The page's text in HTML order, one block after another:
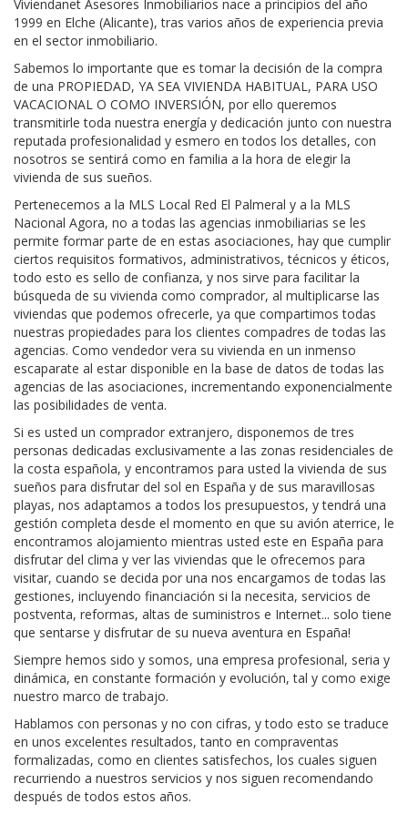
Viviendanet Asesores Inmobiliarios nace a principios del año
1999 en Elche (Alicante), tras varios años de experiencia previa
en el sector inmobiliario.
Sabemos lo importante que es tomar la decisión de la compra
de una PROPIEDAD, YA SEA VIVIENDA HABITUAL, PARA USO
VACACIONAL O COMO INVERSIÓN, por ello queremos
transmitirle toda nuestra energía y dedicación junto con nuestra
reputada profesionalidad y esmero en todos los detalles, con
nosotros se sentirá como en familia a la hora de elegir la
vivienda de sus sueños.
Pertenecemos a la MLS Local Red El Palmeral y a la MLS
Nacional Agora, no a todas las agencias inmobiliarias se les
permite formar parte de en estas asociaciones, hay que cumplir
ciertos requisitos formativos, administrativos, técnicos y éticos,
todo esto es sello de confianza, y nos sirve para facilitar la
búsqueda de su vivienda como comprador, al multiplicarse las
viviendas que podemos ofrecerle, ya que compartimos todas
nuestras propiedades para los clientes compadres de todas las
agencias. Como vendedor vera su vivienda en un inmenso
escaparate al estar disponible en la base de datos de todas las
agencias de las asociaciones, incrementando exponencialmente
las posibilidades de venta.
Si es usted un comprador extranjero, disponemos de tres
personas dedicadas exclusivamente a las zonas residenciales de
la costa española, y encontramos para usted la vivienda de sus
sueños para disfrutar del sol en España y de sus maravillosas
playas, nos adaptamos a todos los presupuestos, y tendrá una
gestión completa desde el momento en que su avión aterrice, le
encontramos alojamiento mientras usted este en España para
disfrutar del clima y ver las viviendas que le ofrecemos para
visitar, cuando se decida por una nos encargamos de todas las
gestiones, incluyendo financiación si la necesita, servicios de
postventa, reformas, altas de suministros e Internet... solo tiene
que sentarse y disfrutar de su nueva aventura en España!
Siempre hemos sido y somos, una empresa profesional, seria y
dinámica, en constante formación y evolución, tal y como exige
nuestro marco de trabajo.
Hablamos con personas y no con cifras, y todo esto se traduce
en unos excelentes resultados, tanto en compraventas
formalizadas, como en clientes satisfechos, los cuales siguen
recurriendo a nuestros servicios y nos siguen recomendando
después de todos estos años.